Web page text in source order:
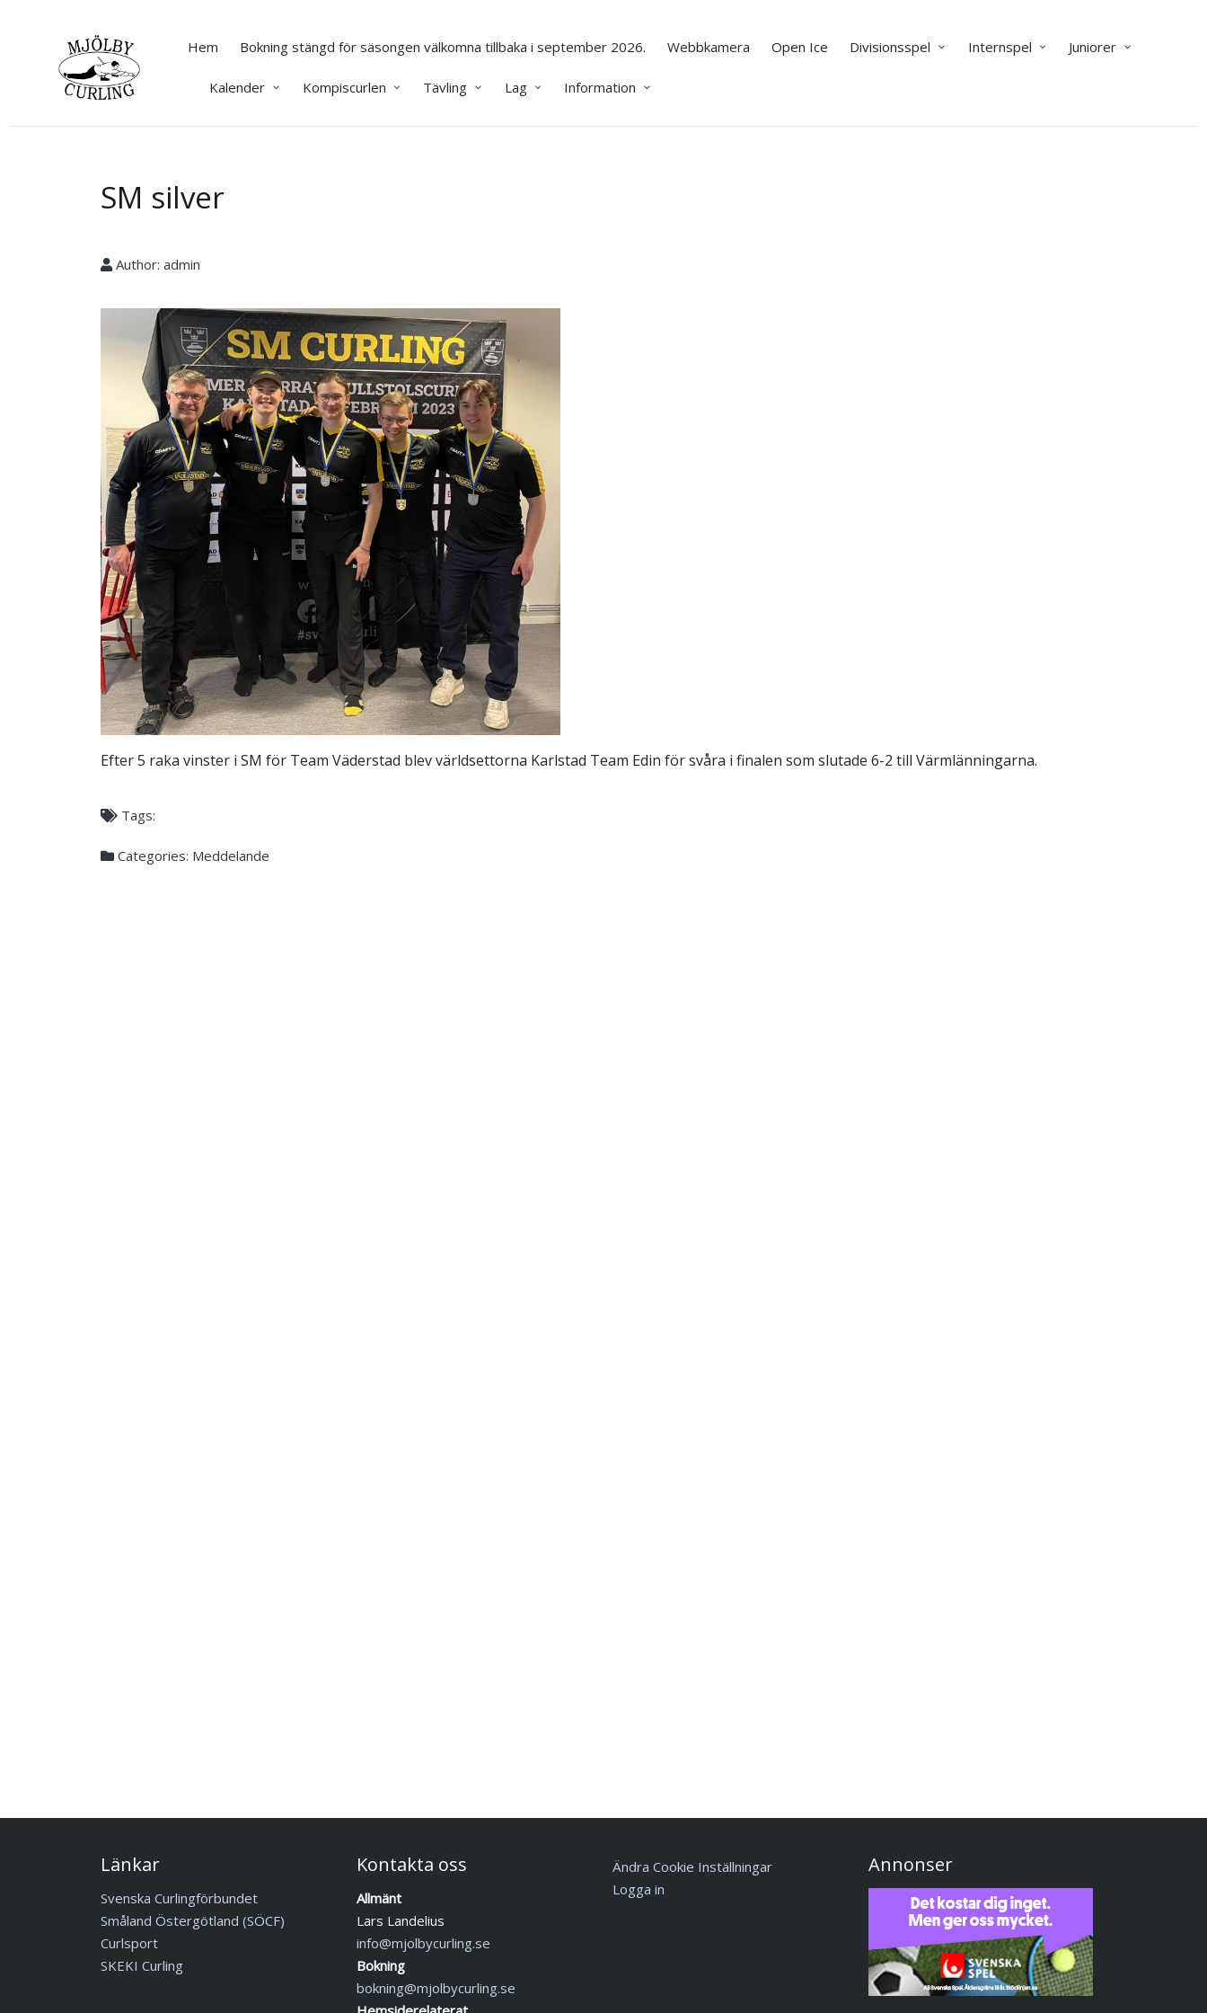
Hem Bokning stängd för säsongen välkomna tillbaka i september 2026. Webbkamera Open Ice Divisionsspel Internspel Juniorer
Kalender Kompiscurlen Tävling Lag Information
SM silver
Author: admin
Efter 5 raka vinster i SM för Team Väderstad blev världsettorna Karlstad Team Edin för svåra i finalen som slutade 6-2 till Värmlänningarna.
Tags:
Categories: Meddelande
Länkar
Svenska Curlingförbundet
Småland Östergötland (SÖCF)
Curlsport
SKEKI Curling
Kontakta oss
Allmänt
Lars Landelius
info@mjolbycurling.se
Bokning
bokning@mjolbycurling.se
Ändra Cookie Inställningar
Logga in
Annonser